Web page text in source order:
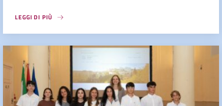
LEGGI DI PIÙ